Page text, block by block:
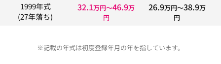
1999年式
(27年落ち)
32.1万円〜46.9万
円
26.9万円〜38.9万
円
※記載の年式は初度登録年月の年を指しています。